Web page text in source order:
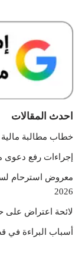
احدث المقالات
خطاب مطالبة مالية
إجراءات رفع دعوى
معروض استرحام
2026
لائحة اعتراض على
أسباب البراءة في